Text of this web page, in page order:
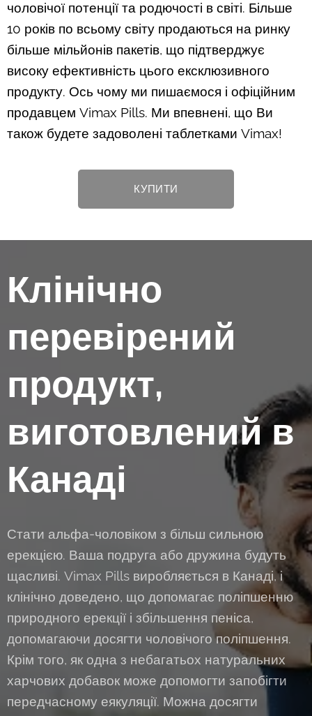
чоловічої потенції та родючості в світі. Більше
10 років по всьому світу продаються на ринку
більше мільйонів пакетів, що підтверджує
високу ефективність цього ексклюзивного
продукту. Ось чому ми пишаємося і офіційним
продавцем Vimax Pills. Ми впевнені, що Ви
також будете задоволені таблетками Vimax!
КУПИТИ
Клінічно
перевірений
продукт,
виготовлений в
Канаді
Стати альфа-чоловіком з більш сильною
ерекцією. Ваша подруга або дружина будуть
щасливі. Vimax Pills виробляється в Канаді, і
клінічно доведено, що допомагає поліпшенню
природного ерекції і збільшення пеніса,
допомагаючи досягти чоловічого поліпшення.
Крім того, як одна з небагатьох натуральних
харчових добавок може допомогти запобігти
передчасному еякуляції. Можна досягти